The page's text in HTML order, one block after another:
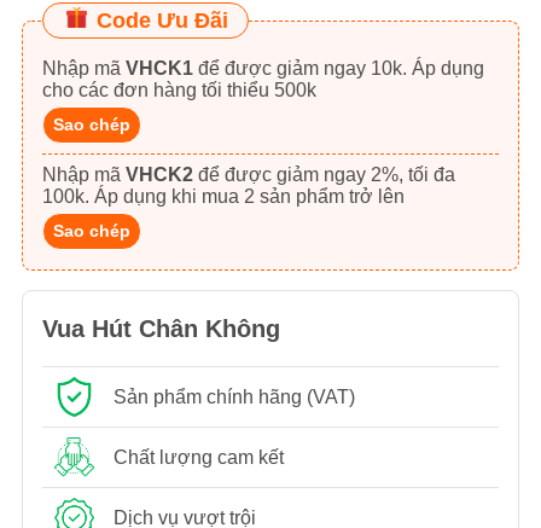
Code Ưu Đãi
Nhập mã VHCK1
cho các đơn hàng tối thiểu 500k
Sao chép
Nhập mã VHCK2
100k. Áp dụng khi mua 2 sản phẩm trở lên
Sao chép
Vua Hút Chân Không
Sản phẩm chính hãng (VAT)
Chất lượng cam kết
Dịch vụ vượt trội